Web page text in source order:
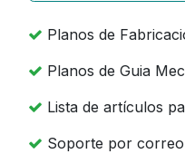
Planos de
Planos de Guia
Lista de artículos
Soporte por